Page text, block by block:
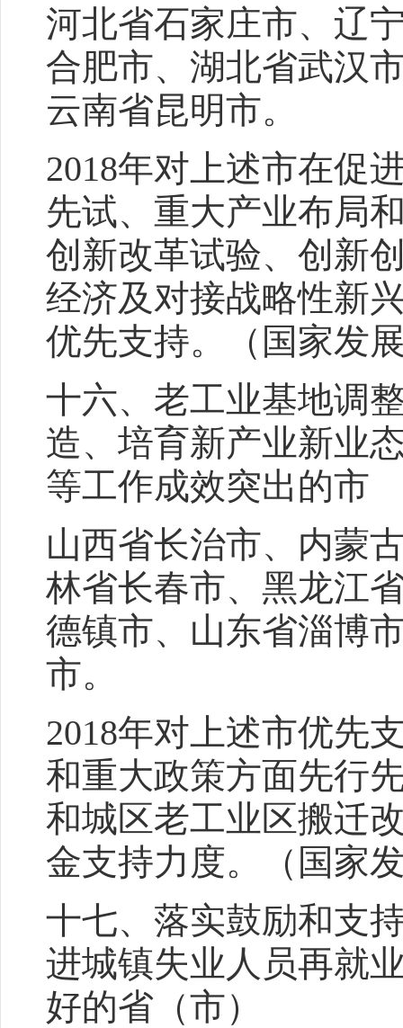
河北省石家庄市、辽
合肥市、湖北省武汉
云南省昆明市。
2018年对上述市在促
先试、重大产业布局
创新改革试验、创新
经济及对接战略性新
优先支持。（国家发
十六、老工业基地调
造、培育新产业新业
等工作成效突出的市
山西省长治市、内蒙
林省长春市、黑龙江
德镇市、山东省淄博
市。
2018年对上述市优先
和重大政策方面先行
和城区老工业区搬迁
金支持力度。（国家
十七、落实鼓励和支
进城镇失业人员再就
好的省（市）